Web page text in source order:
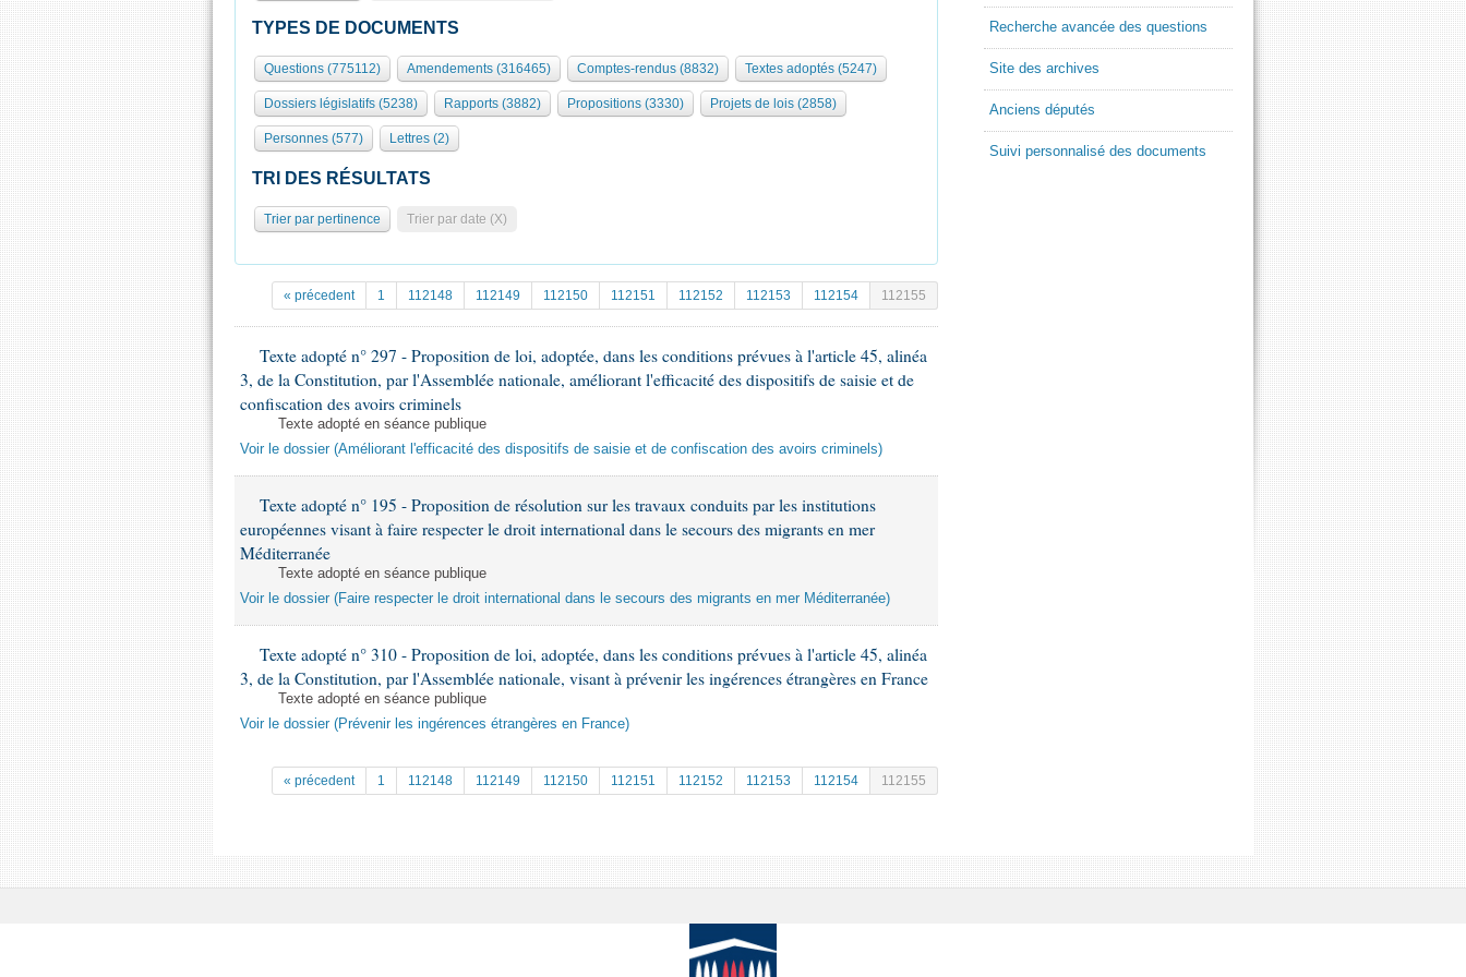
TYPES DE DOCUMENTS
Questions (775112) Amendements (316465) Comptes-rendus (8832) Textes adoptés (5247)
Dossiers législatifs (5238) Rapports (3882) Propositions (3330) Projets de lois (2858)
Personnes (577) Lettres (2)
TRI DES RÉSULTATS
Trier par pertinence Trier par date (X)
« précedent 1 112148 112149 112150 112151 112152 112153 112154 112155
Texte adopté n° 297 - Proposition de loi, adoptée, dans les conditions prévues à l'article 45, alinéa
3, de la Constitution, par l'Assemblée nationale, améliorant l'efficacité des dispositifs de saisie et de
confiscation des avoirs criminels
Texte adopté en séance publique
Voir le dossier (Améliorant l'efficacité des dispositifs de saisie et de confiscation des avoirs criminels)
Texte adopté n° 195 - Proposition de résolution sur les travaux conduits par les institutions
européennes visant à faire respecter le droit international dans le secours des migrants en mer
Méditerranée
Texte adopté en séance publique
Voir le dossier (Faire respecter le droit international dans le secours des migrants en mer Méditerranée)
Texte adopté n° 310 - Proposition de loi, adoptée, dans les conditions prévues à l'article 45, alinéa
3, de la Constitution, par l'Assemblée nationale, visant à prévenir les ingérences étrangères en France
Texte adopté en séance publique
Voir le dossier (Prévenir les ingérences étrangères en France)
« précedent 1 112148 112149 112150 112151 112152 112153 112154 112155
Recherche avancée des questions
Site des archives
Anciens députés
Suivi personnalisé des documents